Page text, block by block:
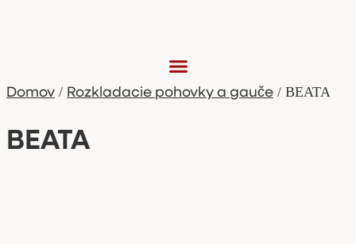
Domov / Rozkladacie pohovky a gauče / BEATA
BEATA